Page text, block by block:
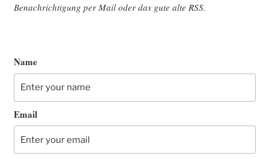
Benach­rich­ti­gung per Mail oder das gute alte RSS.
Name
Email